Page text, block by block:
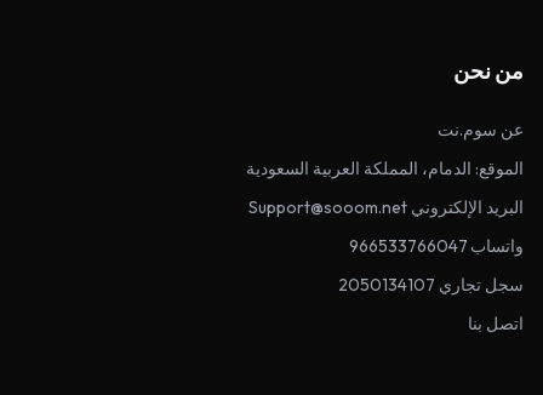
من نحن
عن سوم.نت
الموقع: الدمام، المملكة العربية السعودية
البريد الإلكتروني Support@sooom.net
واتساب 966533766047
سجل تجاري 2050134107
اتصل بنا